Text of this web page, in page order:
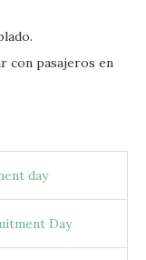
con pasajeros en
day
Day